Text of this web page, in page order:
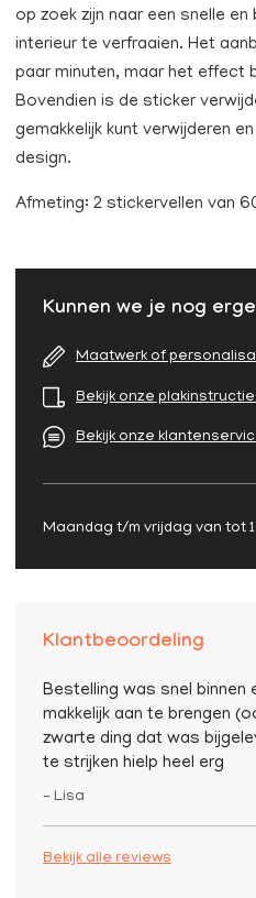
op zoek zijn naar een snelle
interieur te verfraaien. Het
paar minuten, maar het effect
Bovendien is de sticker
gemakkelijk kunt verwijderen
design.
Afmeting: 2 stickervellen van
Kunnen we je nog
Maatwerk of
Bekijk onze
Bekijk onze
Maandag t/m vrijdag van tot
Klantbeoordeling
Bestelling was snel binnen
makkelijk aan te brengen
zwarte ding dat was
te strijken hielp heel erg
– Lisa
Bekijk alle reviews